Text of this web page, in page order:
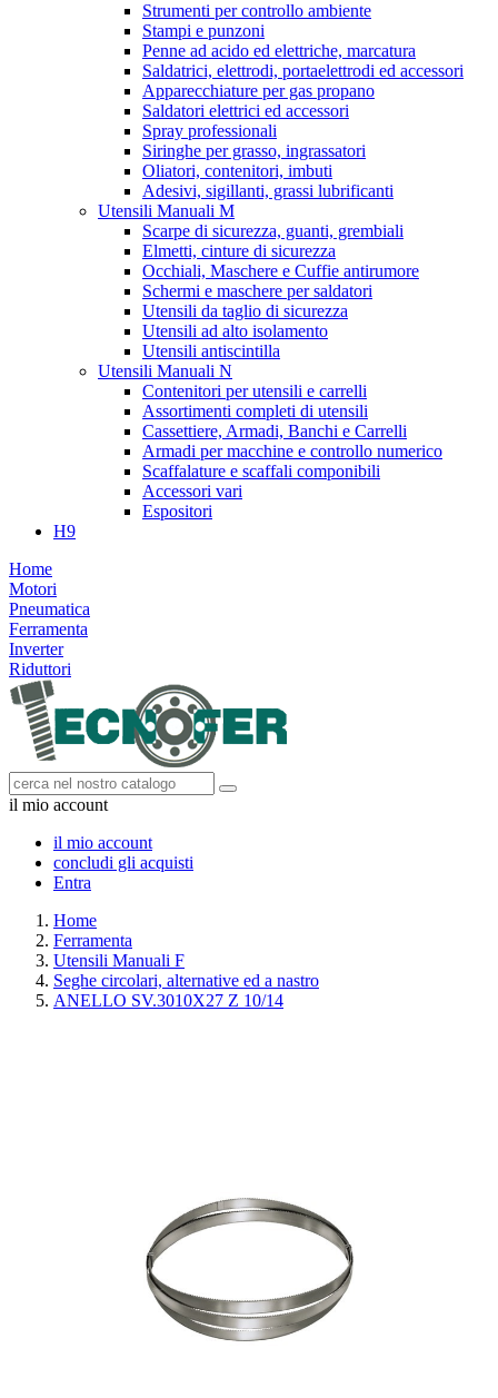
Strumenti per controllo ambiente
Stampi e punzoni
Penne ad acido ed elettriche, marcatura
Saldatrici, elettrodi, portaelettrodi ed accessori
Apparecchiature per gas propano
Saldatori elettrici ed accessori
Spray professionali
Siringhe per grasso, ingrassatori
Oliatori, contenitori, imbuti
Adesivi, sigillanti, grassi lubrificanti
Utensili Manuali M
Scarpe di sicurezza, guanti, grembiali
Elmetti, cinture di sicurezza
Occhiali, Maschere e Cuffie antirumore
Schermi e maschere per saldatori
Utensili da taglio di sicurezza
Utensili ad alto isolamento
Utensili antiscintilla
Utensili Manuali N
Contenitori per utensili e carrelli
Assortimenti completi di utensili
Cassettiere, Armadi, Banchi e Carrelli
Armadi per macchine e controllo numerico
Scaffalature e scaffali componibili
Accessori vari
Espositori
H9
Home
Motori
Pneumatica
Ferramenta
Inverter
Riduttori
il mio account
il mio account
concludi gli acquisti
Entra
Home
Ferramenta
Utensili Manuali F
Seghe circolari, alternative ed a nastro
ANELLO SV.3010X27 Z 10/14